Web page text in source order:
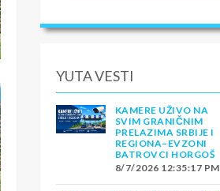
YUTA VESTI
KAMERE UŽIVO NA
SVIM GRANIČNIM
PRELAZIMA SRBIJE I
REGIONA–EVZONI
BATROVCI HORGOŠ
8/7/2026 12:35:17 PM